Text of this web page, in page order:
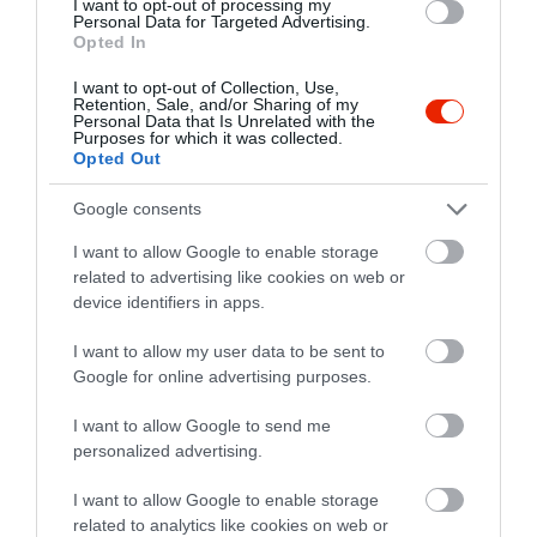
I want to opt-out of processing my
Personal Data for Targeted Advertising.
Opted In
I want to opt-out of Collection, Use,
Retention, Sale, and/or Sharing of my
Personal Data that Is Unrelated with the
Purposes for which it was collected.
Opted Out
Google consents
I want to allow Google to enable storage
related to advertising like cookies on web or
device identifiers in apps.
I want to allow my user data to be sent to
Google for online advertising purposes.
I want to allow Google to send me
personalized advertising.
I want to allow Google to enable storage
related to analytics like cookies on web or
Greenthai Étterem 2.0
La-Guna Susi Bár 3.3
$$
Sushi Étterem
Thai Étterem